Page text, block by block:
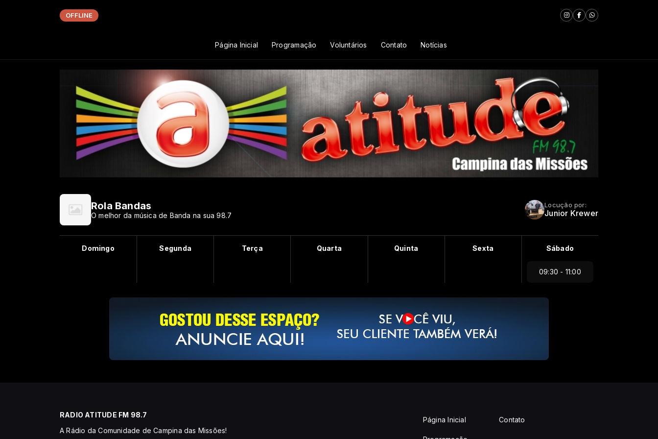
OFFLINE
Página Inicial Programação Voluntários Contato Notícias
Rola Bandas
O melhor da música de Banda na sua 98.7
Locução por:
Junior Krewer
Domingo Segunda Terça Quarta Quinta Sexta Sábado
09:30 - 11:00
RADIO ATITUDE FM 98.7
A Rádio da Comunidade de Campina das Missões!
Página Inicial Contato